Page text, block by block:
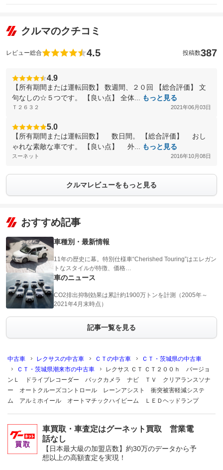
クルマのクチコミ
レビュー総合 4.5 投稿数387
4.9
【所有期間または運転回数】 数週間、２０回 【総合評価】 文
句なしの☆５つです。 【良い点】 全体...
もっと見る
Ｔ２６３２ 2021年06月03日
5.0
【所有期間または運転回数】 数日間。 【総合評価】 おし
ゃれな素敵な車です。 【良い点】 外...
もっと見る
スーネット 2016年10月08日
クルマレビューをもっと見る
おすすめ記事
車種別・最新情報
11年の歴史に幕。特別仕様車“Cherished Touring”はエレガン
トなスタイルが特徴、価格…
車のニュース
CO2排出抑制効果は累計約1900万トンを計測（2005年～
2021年4月末時点）
記事一覧を見る
中古車 レクサスの中古車 ＣＴの中古車
ＣＴ・茨城県の中古車
ＣＴ・茨城県潮来市の中古車
レクサス ＣＴ ＣＴ２００ｈ バージョ
ンＬ ドライブレコーダー バックカメラ ナビ ＴＶ クリアランスソナ
ー オートクルーズコントロール レーンアシスト 衝突被害軽減システ
ム アルミホイール オートマチックハイビーム ＬＥＤヘッドランプ
車買取・車査定はグーネット買取 営業電
話なし
【日本最大級の加盟店数】約30万のデータから予
想以上の高額査定を実現！